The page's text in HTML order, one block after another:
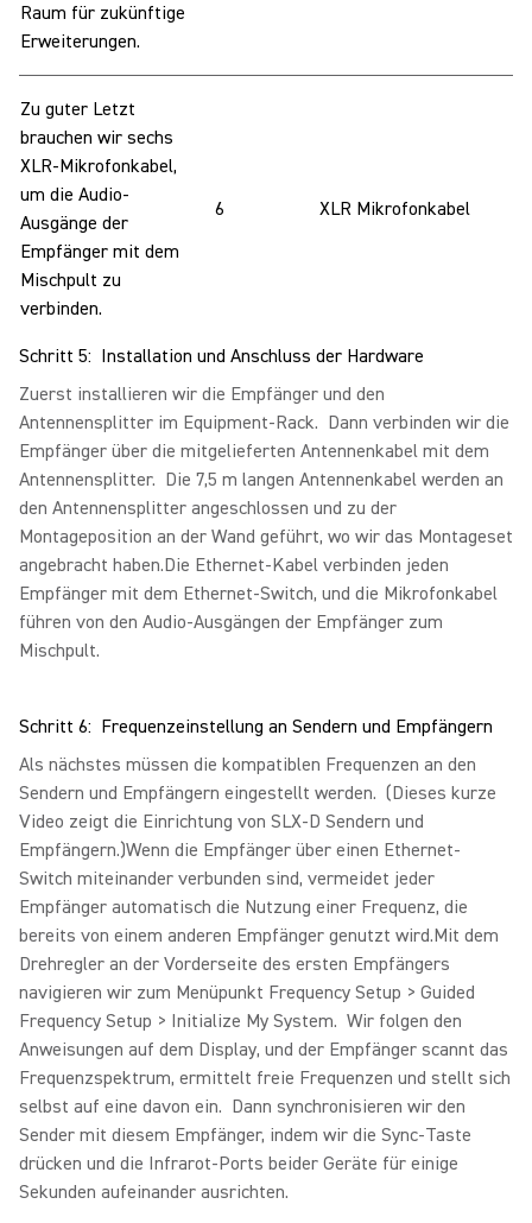
Raum für zukünftige
Erweiterungen.
Zu guter Letzt
brauchen wir sechs
XLR-Mikrofonkabel,
um die Audio-
Ausgänge der
Empfänger mit dem
Mischpult zu
verbinden.
6 XLR Mikrofonkabel
Schritt 5: Installation und Anschluss der Hardware
Zuerst installieren wir die Empfänger und den
Antennensplitter im Equipment-Rack. Dann verbinden wir die
Empfänger über die mitgelieferten Antennenkabel mit dem
Antennensplitter. Die 7,5 m langen Antennenkabel werden an
den Antennensplitter angeschlossen und zu der
Montageposition an der Wand geführt, wo wir das Montageset
angebracht haben.Die Ethernet-Kabel verbinden jeden
Empfänger mit dem Ethernet-Switch, und die Mikrofonkabel
führen von den Audio-Ausgängen der Empfänger zum
Mischpult.
Schritt 6: Frequenzeinstellung an Sendern und Empfängern
Als nächstes müssen die kompatiblen Frequenzen an den
Sendern und Empfängern eingestellt werden. (Dieses kurze
Video zeigt die Einrichtung von SLX-D Sendern und
Empfängern.)Wenn die Empfänger über einen Ethernet-
Switch miteinander verbunden sind, vermeidet jeder
Empfänger automatisch die Nutzung einer Frequenz, die
bereits von einem anderen Empfänger genutzt wird.Mit dem
Drehregler an der Vorderseite des ersten Empfängers
navigieren wir zum Menüpunkt Frequency Setup > Guided
Frequency Setup > Initialize My System. Wir folgen den
Anweisungen auf dem Display, und der Empfänger scannt das
Frequenzspektrum, ermittelt freie Frequenzen und stellt sich
selbst auf eine davon ein. Dann synchronisieren wir den
Sender mit diesem Empfänger, indem wir die Sync-Taste
drücken und die Infrarot-Ports beider Geräte für einige
Sekunden aufeinander ausrichten.